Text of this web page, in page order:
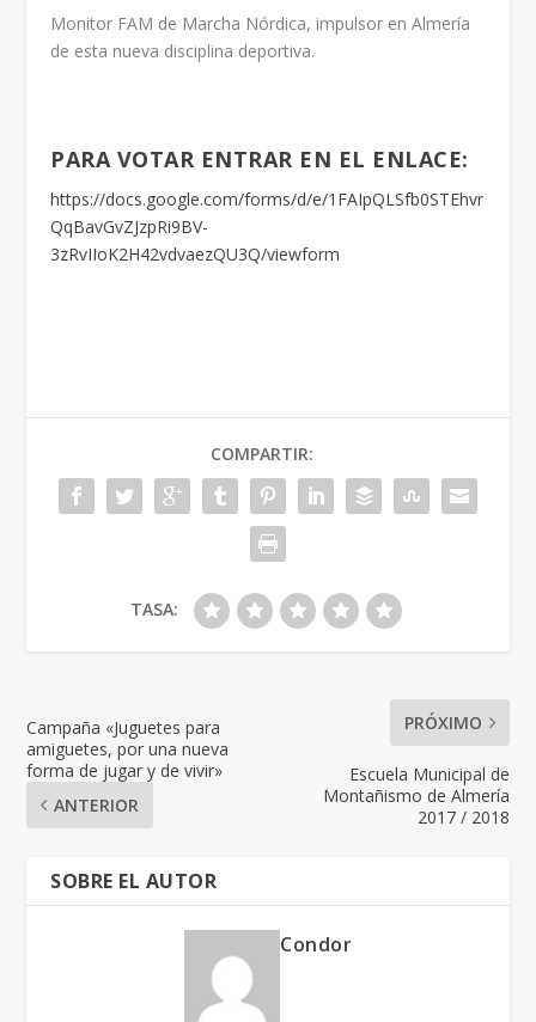
Monitor FAM de Marcha Nórdica, impulsor en Almería
de esta nueva disciplina deportiva.
PARA VOTAR ENTRAR EN EL ENLACE:
https://docs.google.com/forms/d/e/1FAIpQLSfb0STEhvr
QqBavGvZJzpRi9BV-
3zRvIIoK2H42vdvaezQU3Q/viewform
COMPARTIR:
TASA:
Campaña «Juguetes para
amiguetes, por una nueva
forma de jugar y de vivir»
ANTERIOR
PRÓXIMO
Escuela Municipal de
Montañismo de Almería
2017 / 2018
SOBRE EL AUTOR
Condor